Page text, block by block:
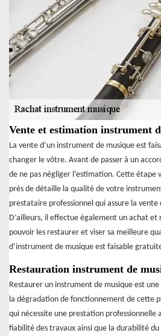
Vente et estimation instrument
La vente d’un instrument de musique est
changer le vôtre. Avant de passer à un
de ne pas négliger l’estimation. Cette étape
près de détaille la qualité de votre
prestataire professionnel qui assure la vente
D’ailleurs, il effectue également un achat et
pouvoir les restaurer et viser sa meilleure
d’instrument de musique est faisable
Restauration instrument de
Restaurer un instrument de musique est
la dégradation de fonctionnement de cette
qui nécessite une prestation professionnelle
fiabilité des travaux ainsi que la durabilité